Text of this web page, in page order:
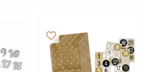
favorite_border